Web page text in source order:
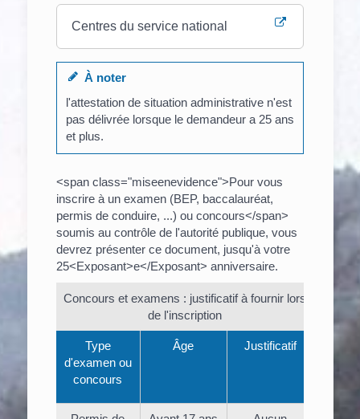
Centres du service national
À noter
l'attestation de situation administrative n'est
pas délivrée lorsque le demandeur a 25 ans
et plus.
<span class="miseenevidence">Pour vous
inscrire à un examen (BEP, baccalauréat,
permis de conduire, ...) ou concours</span>
soumis au contrôle de l'autorité publique, vous
devrez présenter ce document, jusqu'à votre
25<Exposant>e</Exposant> anniversaire.
Concours et examens : justificatif à fournir lors
de l'inscription
Type
d'examen ou
concours
Âge Justificatif